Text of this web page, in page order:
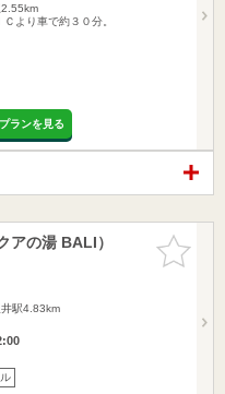
より車で約３０分。
ランを見る
お気に入
りに追加
アの湯 BALI）
駅4.83km